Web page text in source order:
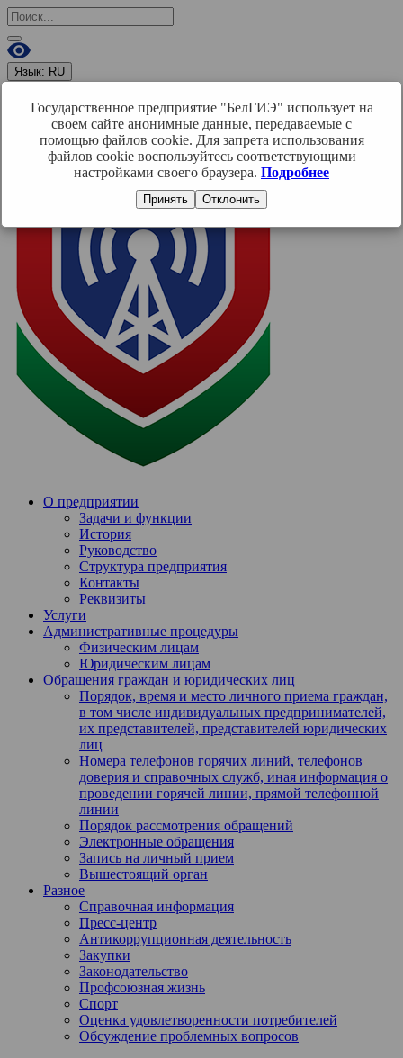
Язык: RU
О предприятии
Задачи и функции
История
Руководство
Структура предприятия
Контакты
Реквизиты
Услуги
Административные процедуры
Физическим лицам
Юридическим лицам
Обращения граждан и юридических лиц
Порядок, время и место личного приема граждан,
в том числе индивидуальных предпринимателей,
их представителей, представителей юридических
лиц
Номера телефонов горячих линий, телефонов
доверия и справочных служб, иная информация о
проведении горячей линии, прямой телефонной
линии
Порядок рассмотрения обращений
Электронные обращения
Запись на личный прием
Вышестоящий орган
Разное
Справочная информация
Пресс-центр
Антикоррупционная деятельность
Закупки
Законодательство
Профсоюзная жизнь
Спорт
Оценка удовлетворенности потребителей
Обсуждение проблемных вопросов
Государственное предприятие "БелГИЭ" использует на
своем сайте анонимные данные, передаваемые с
помощью файлов cookie. Для запрета использования
файлов cookie воспользуйтесь соответствующими
настройками своего браузера. Подробнее
Принять Отклонить